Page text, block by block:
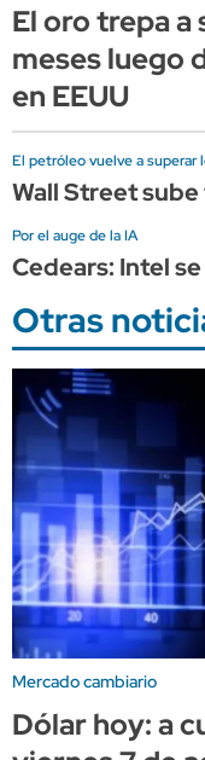
El oro trepa a
meses luego
en EEUU
El petróleo vuelve a superar
Wall Street
Por el auge de la IA
Cedears: Intel
Otras
Mercado cambiario
Dólar hoy: a